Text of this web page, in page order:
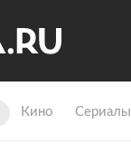
Кино Сериалы